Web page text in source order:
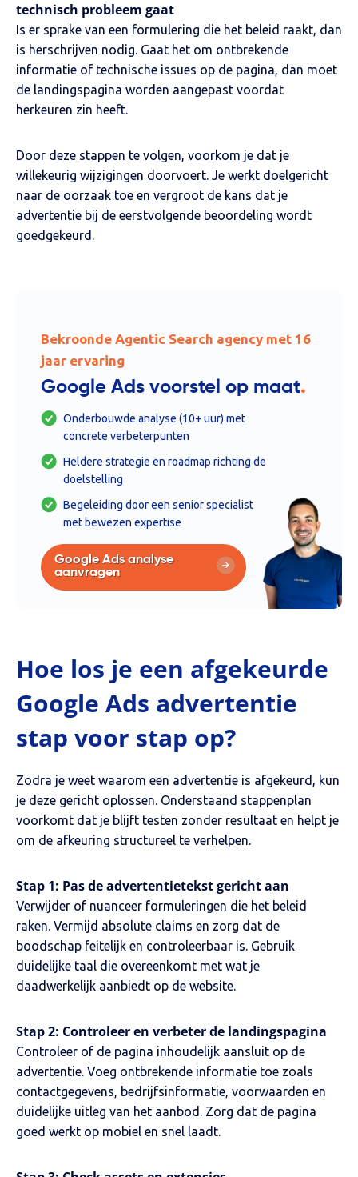
technisch probleem gaat
Is er sprake van een formulering die het beleid raakt, dan
is herschrijven nodig. Gaat het om ontbrekende
informatie of technische issues op de pagina, dan moet
de landingspagina worden aangepast voordat
herkeuren zin heeft.
Door deze stappen te volgen, voorkom je dat je
willekeurig wijzigingen doorvoert. Je werkt doelgericht
naar de oorzaak toe en vergroot de kans dat je
advertentie bij de eerstvolgende beoordeling wordt
goedgekeurd.
Bekroonde Agentic Search agency met 16
jaar ervaring
Google Ads voorstel op maat.
Onderbouwde analyse (10+ uur) met
concrete verbeterpunten
Heldere strategie en roadmap richting de
doelstelling
Begeleiding door een senior specialist
met bewezen expertise
Google Ads analyse
aanvragen
Hoe los je een afgekeurde
Google Ads advertentie
stap voor stap op?
Zodra je weet waarom een advertentie is afgekeurd, kun
je deze gericht oplossen. Onderstaand stappenplan
voorkomt dat je blijft testen zonder resultaat en helpt je
om de afkeuring structureel te verhelpen.
Stap 1: Pas de advertentietekst gericht aan
Verwijder of nuanceer formuleringen die het beleid
raken. Vermijd absolute claims en zorg dat de
boodschap feitelijk en controleerbaar is. Gebruik
duidelijke taal die overeenkomt met wat je
daadwerkelijk aanbiedt op de website.
Stap 2: Controleer en verbeter de landingspagina
Controleer of de pagina inhoudelijk aansluit op de
advertentie. Voeg ontbrekende informatie toe zoals
contactgegevens, bedrijfsinformatie, voorwaarden en
duidelijke uitleg van het aanbod. Zorg dat de pagina
goed werkt op mobiel en snel laadt.